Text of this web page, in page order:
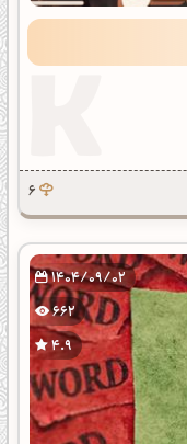
6
1404/09/02
662
4.9